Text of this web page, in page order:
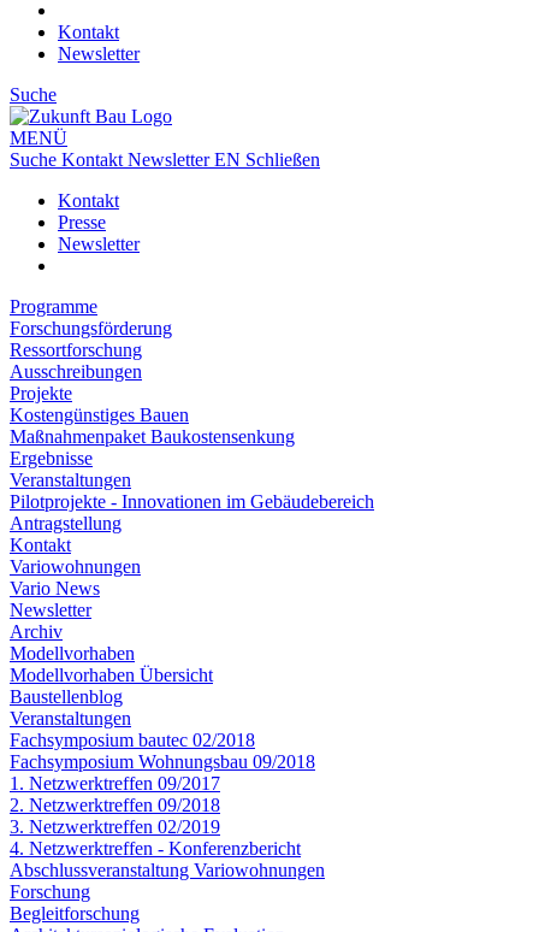
Kontakt
Newsletter
Suche
MENÜ
Suche Kontakt NewsletterEN Schließen
Kontakt
Presse
Newsletter
Programme
Forschungsförderung
Ressortforschung
Ausschreibungen
Projekte
Kostengünstiges Bauen
Maßnahmenpaket Baukostensenkung
Ergebnisse
Veranstaltungen
Pilotprojekte - Innovationen im Gebäudebereich
Antragstellung
Kontakt
Variowohnungen
Vario News
Newsletter
Archiv
Modellvorhaben
Modellvorhaben Übersicht
Baustellenblog
Veranstaltungen
Fachsymposium bautec 02/2018
Fachsymposium Wohnungsbau 09/2018
1. Netzwerktreffen 09/2017
2. Netzwerktreffen 09/2018
3. Netzwerktreffen 02/2019
4. Netzwerktreffen - Konferenzbericht
Abschlussveranstaltung Variowohnungen
Forschung
Begleitforschung